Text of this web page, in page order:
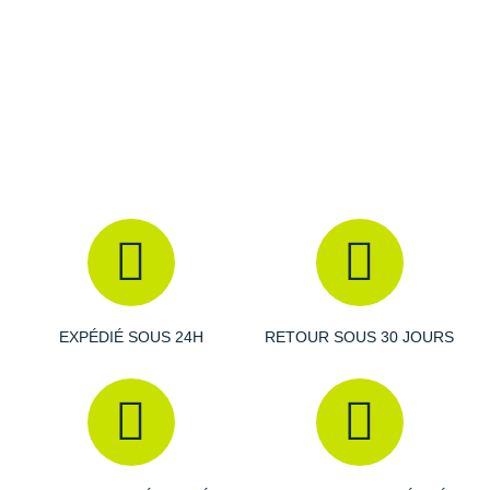
nouvelle conception accroît la circulation de l'air pour vous
promettre une
aération
maximale et indispensable. Elle
sécuriseefficacement votre pied pour plus de sérénité.
dispositions grâce à son
fiable sur le bitume.
Elle présente une grande
face aux
détériorations liées à l'abrasion.
EXPÉDIÉ SOUS 24H RETOUR SOUS 30 JOURS